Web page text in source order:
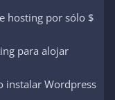
hosting por sólo $
para alojar
instalar Wordpress